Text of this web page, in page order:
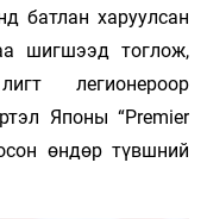
батлан харуулсан
шигшээд тоглож,
легионероор
Японы “Premier
өндөр түвшний